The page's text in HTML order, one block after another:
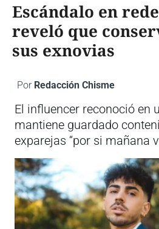
Escándalo en
reveló que
sus exnovias
Por Redacción Chisme
El influencer reconoció en
mantiene guardado
exparejas “por si mañana